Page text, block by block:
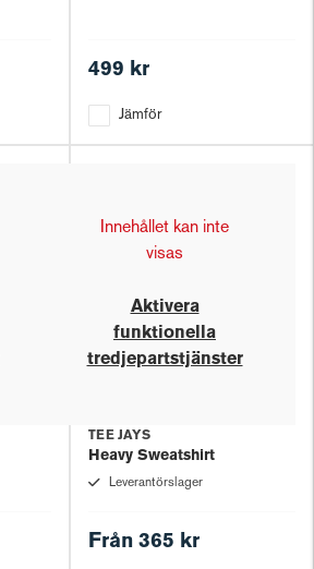
499 kr
Jämför
Innehållet kan inte
visas
Aktivera
funktionella
tredjepartstjänster
TEE JAYS
Heavy Sweatshirt
Leverantörslager
Från 365 kr